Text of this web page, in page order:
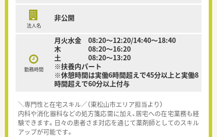
法人名
非公開
勤務時間
月火水金 08:20～12:20/14:40～18:40
木 08:20～16:20
土 08:20～13:20
※扶養内パート
※休憩時間は実働6時間超えで45分以上と実働8
時間超えで60分以上付与
＼専門性と在宅スキル／（東松山市エリア担当より）
内科や消化器科などの処方箋応需に加え、居宅への在宅業務も経
験できます。日々の患者さま対応を通じて薬剤師としてのスキル
アップが可能です。